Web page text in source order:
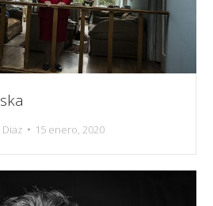
15 enero, 2020